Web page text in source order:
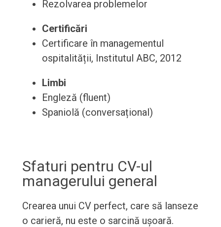
Rezolvarea problemelor
Certificări
Certificare în managementul
ospitalității, Institutul ABC, 2012
Limbi
Engleză (fluent)
Spaniolă (conversațional)
Sfaturi pentru CV-ul
managerului general
Crearea unui CV perfect, care să lanseze
o carieră, nu este o sarcină ușoară.